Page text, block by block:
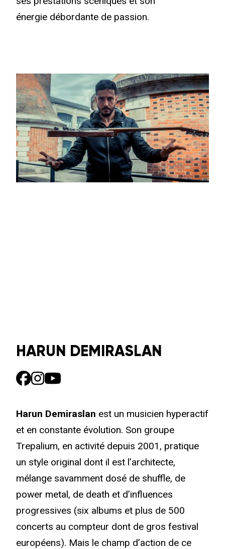
énergie débordante de passion.
HARUN DEMIRASLAN
Harun Demiraslan est un musicien hyperactif
et en constante évolution. Son groupe
Trepalium, en activité depuis 2001, pratique
un style original dont il est l’architecte,
mélange savamment dosé de shuffle, de
power metal, de death et d’influences
progressives (six albums et plus de 500
concerts au compteur dont de gros festival
européens). Mais le champ d’action de ce